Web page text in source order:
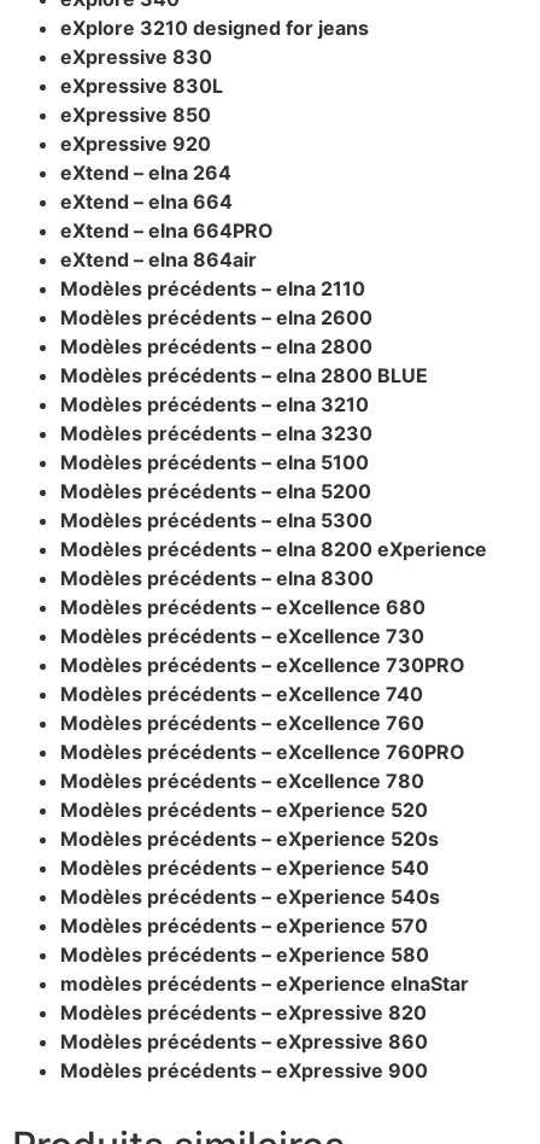
eXplore 3210 designed for jeans
eXpressive 830
eXpressive 830L
eXpressive 850
eXpressive 920
eXtend – elna 264
eXtend – elna 664
eXtend – elna 664PRO
eXtend – elna 864air
Modèles précédents – elna 2110
Modèles précédents – elna 2600
Modèles précédents – elna 2800
Modèles précédents – elna 2800 BLUE
Modèles précédents – elna 3210
Modèles précédents – elna 3230
Modèles précédents – elna 5100
Modèles précédents – elna 5200
Modèles précédents – elna 5300
Modèles précédents – elna 8200 eXperience
Modèles précédents – elna 8300
Modèles précédents – eXcellence 680
Modèles précédents – eXcellence 730
Modèles précédents – eXcellence 730PRO
Modèles précédents – eXcellence 740
Modèles précédents – eXcellence 760
Modèles précédents – eXcellence 760PRO
Modèles précédents – eXcellence 780
Modèles précédents – eXperience 520
Modèles précédents – eXperience 520s
Modèles précédents – eXperience 540
Modèles précédents – eXperience 540s
Modèles précédents – eXperience 570
Modèles précédents – eXperience 580
modèles précédents – eXperience elnaStar
Modèles précédents – eXpressive 820
Modèles précédents – eXpressive 860
Modèles précédents – eXpressive 900